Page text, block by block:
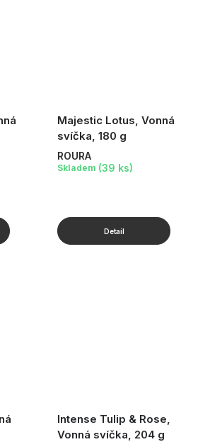
Majestic Lotus, Vonná
svíčka, 180 g
ROURA
Skladem (39 ks)
Intense Tulip & Rose,
Vonná svíčka, 204 g